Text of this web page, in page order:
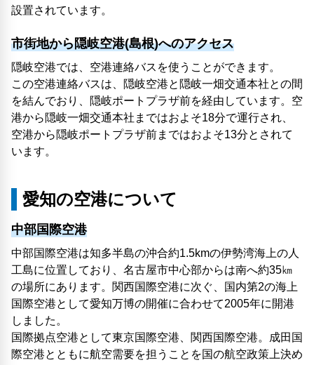
設置されています。
市街地から隠岐空港(島根)へのアクセス
隠岐空港では、空港連絡バスを使うことができます。
この空港連絡バスは、隠岐空港と隠岐一畑交通本社との間
を結んでおり、隠岐ポートプラザ前を経由しています。空
港から隠岐一畑交通本社まではおよそ18分で運行され、
空港から隠岐ポートプラザ前まではおよそ13分とされて
います。
愛知の空港について
中部国際空港
中部国際空港は知多半島の沖合約1.5kmの伊勢湾海上の人
工島に位置しており、名古屋市中心部からは南へ約35㎞
の場所にあります。関西国際空港に次ぐ、国内第2の海上
国際空港として愛知万博の開催に合わせて2005年に開港
しました。
国際拠点空港として東京国際空港、関西国際空港。成田国
際空港とともに航空需要を担うことを国の航空政策上決め